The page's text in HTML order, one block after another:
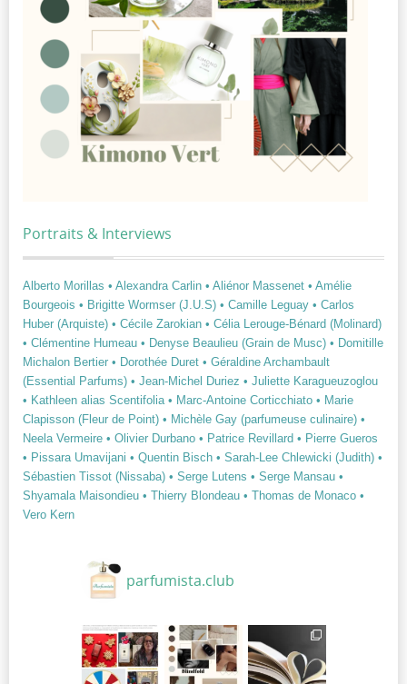
Portraits & Interviews
Alberto Morillas • Alexandra Carlin • Aliénor Massenet • Amélie
Bourgeois • Brigitte Wormser (J.U.S) • Camille Leguay • Carlos
Huber (Arquiste) • Cécile Zarokian • Célia Lerouge-Bénard (Molinard)
• Clémentine Humeau • Denyse Beaulieu (Grain de Musc) • Domitille
Michalon Bertier • Dorothée Duret • Géraldine Archambault
(Essential Parfums) • Jean-Michel Duriez • Juliette Karagueuzoglou
• Kathleen alias Scentifolia • Marc-Antoine Corticchiato • Marie
Clapisson (Fleur de Point) • Michèle Gay (parfumeuse culinaire) •
Neela Vermeire • Olivier Durbano • Patrice Revillard • Pierre Gueros
• Pissara Umavijani • Quentin Bisch • Sarah-Lee Chlewicki (Judith) •
Sébastien Tissot (Nissaba) • Serge Lutens • Serge Mansau •
Shyamala Maisondieu • Thierry Blondeau • Thomas de Monaco •
Vero Kern
parfumista.club